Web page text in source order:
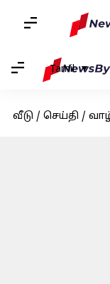
Tamil
வீடு / செய்தி /